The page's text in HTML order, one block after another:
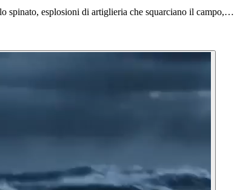
spinato, esplosioni di artiglieria che squarciano il campo,…